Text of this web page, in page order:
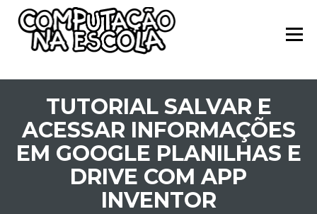
content
PARA TODOS
TUTORIAL SALVAR E
ACESSAR INFORMAÇÕES
EM GOOGLE PLANILHAS E
DRIVE COM APP
INVENTOR